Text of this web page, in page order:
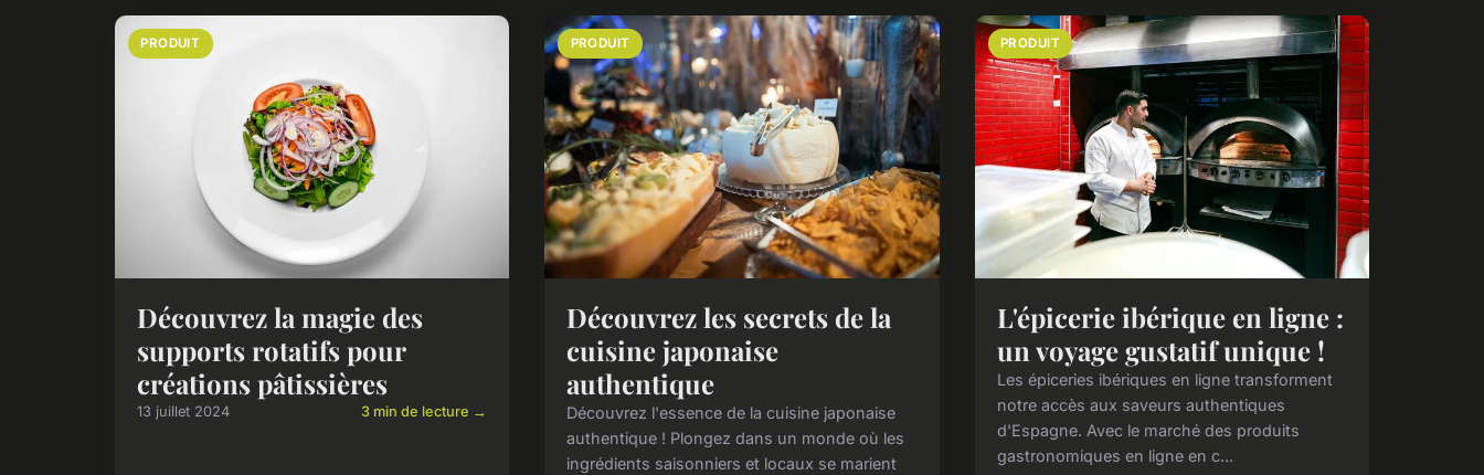
PRODUIT
Découvrez la magie des
supports rotatifs pour
créations pâtissières
13 juillet 2024 3 min de lecture →
PRODUIT
Découvrez les secrets de la
cuisine japonaise
authentique
Découvrez l'essence de la cuisine japonaise
authentique ! Plongez dans un monde où les
ingrédients saisonniers et locaux se marient
PRODUIT
L'épicerie ibérique en ligne :
un voyage gustatif unique !
Les épiceries ibériques en ligne transforment
notre accès aux saveurs authentiques
d'Espagne. Avec le marché des produits
gastronomiques en ligne en c...